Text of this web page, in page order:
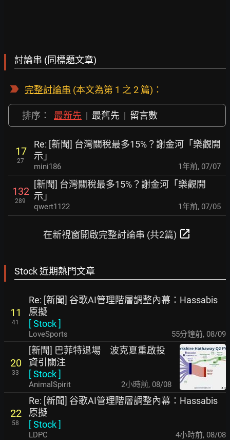
討論串 (同標題文章)
完整討論串 (本文為第 1 之 2 篇)：
排序： 最新先 | 最舊先 | 留言數
17
27
Re: [新聞] 台灣關稅最多15%？謝金河「樂觀開
示」
mini186 1年前, 07/07
132
289
[新聞] 台灣關稅最多15%？謝金河「樂觀開
示」
qwert1122 1年前, 07/05
在新視窗開啟完整討論串 (共2篇) open_in_new
Stock 近期熱門文章
11
41
Re: [新聞] 谷歌AI管理階層調整內幕：Hassabis
原擬
[Stock]
LoveSports 55分鐘前, 08/09
20
33
[新聞] 巴菲特退場 波克夏重啟投
資引關注
[Stock]
AnimalSpirit 2小時前, 08/08
22
58
Re: [新聞] 谷歌AI管理階層調整內幕：Hassabis
原擬
[Stock]
LDPC 4小時前, 08/08